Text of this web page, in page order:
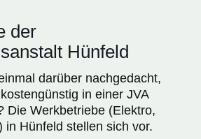
der
Hünfeld
darüber nachgedacht,
in einer JVA
Die Werkbetriebe (Elektro,
in Hünfeld stellen sich vor.